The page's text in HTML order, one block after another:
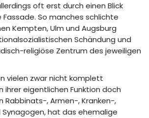
oft erst durch einen Blick
So manches schlichte
Kempten, Ulm und Augsburg
Schändung und
religiöse Zentrum des jeweiligen
vielen zwar nicht komplett
ihrer eigentlichen Funktion doch
Rabbinats-, Armen-, Kranken-,
Synagogen, hat das ehemalige